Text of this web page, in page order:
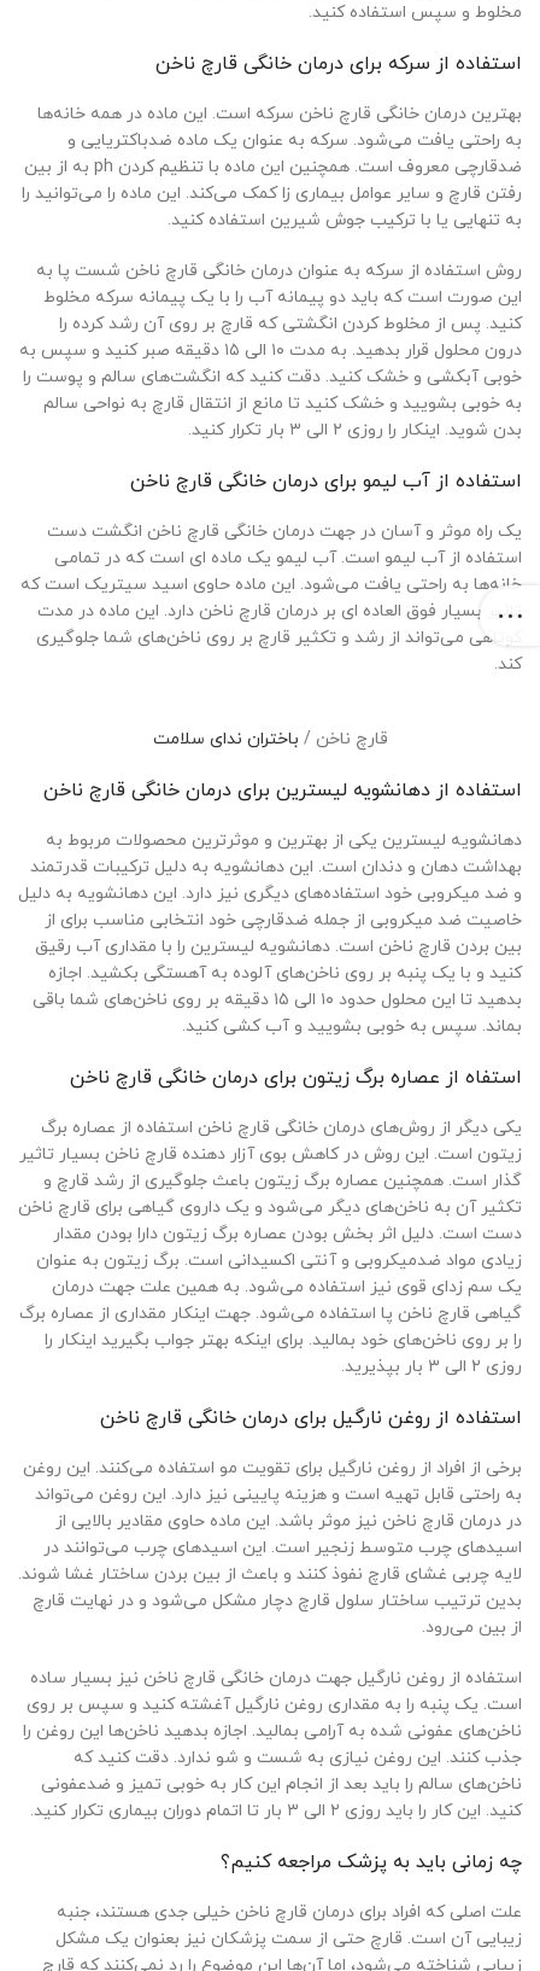
مخلوط و سپس استفاده کنید.
استفاده از سرکه برای درمان خانگی قارچ ناخن
بهترین درمان خانگی قارچ ناخن سرکه است. این ماده در همه خانه‌ها
به راحتی یافت می‌شود. سرکه به عنوان یک ماده ضدباکتریایی و
ضدقارچی معروف است. همچنین این ماده با تنظیم کردن ph به از بین
رفتن قارچ و سایر عوامل بیماری زا کمک می‌کند. این ماده را می‌توانید را
به تنهایی یا با ترکیب جوش شیرین استفاده کنید.
روش استفاده از سرکه به عنوان درمان خانگی قارچ ناخن شست پا به
این صورت است که باید دو پیمانه آب را با یک پیمانه سرکه مخلوط
کنید. پس از مخلوط کردن انگشتی که قارچ بر روی آن رشد کرده را
درون محلول قرار بدهید. به مدت ۱۰ الی ۱۵ دقیقه صبر کنید و سپس به
خوبی آبکشی و خشک کنید. دقت کنید که انگشت‌های سالم و پوست را
به خوبی بشویید و خشک کنید تا مانع از انتقال قارچ به نواحی سالم
بدن شوید. اینکار را روزی ۲ الی ۳ بار تکرار کنید.
استفاده از آب لیمو برای درمان خانگی قارچ ناخن
یک راه موثر و آسان در جهت درمان خانگی قارچ ناخن انگشت دست
استفاده از آب لیمو است. آب لیمو یک ماده ای است که در تمامی
خانه‌ها به راحتی یافت می‌شود. این ماده حاوی اسید سیتریک است که
تاثیر بسیار فوق العاده ای بر درمان قارچ ناخن دارد. این ماده در مدت
کوتاهی می‌تواند از رشد و تکثیر قارچ بر روی ناخن‌های شما جلوگیری
کند.
قارچ ناخن / باختران ندای سلامت
استفاده از دهانشویه لیسترین برای درمان خانگی قارچ ناخن
دهانشویه لیسترین یکی از بهترین و موثرترین محصولات مربوط به
بهداشت دهان و دندان است. این دهانشویه به دلیل ترکیبات قدرتمند
و ضد میکروبی خود استفاده‌های دیگری نیز دارد. این دهانشویه به دلیل
خاصیت ضد میکروبی از جمله ضدقارچی خود انتخابی مناسب برای از
بین بردن قارچ ناخن است. دهانشویه لیسترین را با مقداری آب رقیق
کنید و با یک پنبه بر روی ناخن‌های آلوده به آهستگی بکشید. اجازه
بدهید تا این محلول حدود ۱۰ الی ۱۵ دقیقه بر روی ناخن‌های شما باقی
بماند. سپس به خوبی بشویید و آب کشی کنید.
استفاه از عصاره برگ زیتون برای درمان خانگی قارچ ناخن
یکی دیگر از روش‌های درمان خانگی قارچ ناخن استفاده از عصاره برگ
زیتون است. این روش در کاهش بوی آزار دهنده قارچ ناخن بسیار تاثیر
گذار است. همچنین عصاره برگ زیتون باعث جلوگیری از رشد قارچ و
تکثیر آن به ناخن‌های دیگر می‌شود و یک داروی گیاهی برای قارچ ناخن
دست است. دلیل اثر بخش بودن عصاره برگ زیتون دارا بودن مقدار
زیادی مواد ضدمیکروبی و آنتی اکسیدانی است. برگ زیتون به عنوان
یک سم زدای قوی نیز استفاده می‌شود. به همین علت جهت درمان
گیاهی قارچ ناخن پا استفاده می‌شود. جهت اینکار مقداری از عصاره برگ
را بر روی ناخن‌های خود بمالید. برای اینکه بهتر جواب بگیرید اینکار را
روزی ۲ الی ۳ بار بپذیرید.
استفاده از روغن نارگیل برای درمان خانگی قارچ ناخن
برخی از افراد از روغن نارگیل برای تقویت مو استفاده می‌کنند. این روغن
به راحتی قابل تهیه است و هزینه پایینی نیز دارد. این روغن می‌تواند
در درمان قارچ ناخن نیز موثر باشد. این ماده حاوی مقادیر بالایی از
اسیدهای چرب متوسط زنجیر است. این اسیدهای چرب می‌توانند در
لایه چربی غشای قارچ نفوذ کنند و باعث از بین بردن ساختار غشا شوند.
بدین ترتیب ساختار سلول قارچ دچار مشکل می‌شود و در نهایت قارچ
از بین می‌رود.
استفاده از روغن نارگیل جهت درمان خانگی قارچ ناخن نیز بسیار ساده
است. یک پنبه را به مقداری روغن نارگیل آغشته کنید و سپس بر روی
ناخن‌های عفونی شده به آرامی بمالید. اجازه بدهید ناخن‌ها این روغن را
جذب کنند. این روغن نیازی به شست و شو ندارد. دقت کنید که
ناخن‌های سالم را باید بعد از انجام این کار به خوبی تمیز و ضدعفونی
کنید. این کار را باید روزی ۲ الی ۳ بار تا اتمام دوران بیماری تکرار کنید.
چه زمانی باید به پزشک مراجعه کنیم؟
علت اصلی که افراد برای درمان قارچ ناخن خیلی جدی هستند، جنبه
زیبایی آن است. قارچ حتی از سمت پزشکان نیز بعنوان یک مشکل
زیبایی شناخته می‌شود، اما آن‌ها این موضوع را رد نمی‌کنند که قارچ